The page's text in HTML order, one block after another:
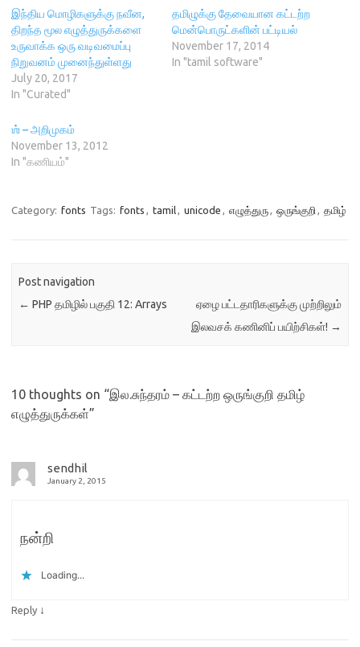
n
e
w
w
i
n
d
o
w
e
w
w
i
n
d
n
n
e
w
w
i
இந்திய மொழிகளுக்கு நவீன,
திறந்த மூல எழுத்துருக்களை
உருவாக்க ஒரு வடிவமைப்பு
நிறுவனம் முனைந்துள்ளது
July 20, 2017
In "Curated"
தமிழுக்கு தேவையான கட்டற்ற
மென்பொருட்களின் பட்டியல்
November 17, 2014
In "tamil software"
ஶ் – அறிமுகம்
November 13, 2012
In "கணியம்"
Category: fonts Tags: fonts , tamil, unicode , எழுத்துரு, ஒருங்குறி , தமிழ்
Post navigation
← PHP தமிழில் பகுதி 12: Arrays
ஏழை பட்டதாரிகளுக்கு முற்றிலும்
இலவசக் கணினிப் பயிற்சிகள்! →
10 thoughts on “இல.சுந்தரம் – கட்டற்ற ஒருங்குறி தமிழ்
எழுத்துருக்கள்”
sendhil
January 2, 2015
நன்றி
Loading...
Reply ↓